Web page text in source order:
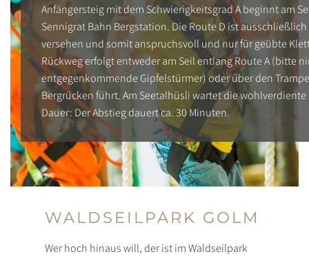
Anfängersteig mit dem Schwierigkeitsgrad A beginnt am
Sennigrat Bahn Bergstation. Die Route D ist
versehen und somit anspruchsvoll und nur für geübte
Rückweg erfolgt entweder am Seil entlang Route A (bitte
entgegenkommende Gipfelstürmer) oder über den
Bergrücken führt. Am Seetalhüsli wartet die
Dauer: Der Abstieg dauert ca. 30 Minuten.
WALDSEILPARK GOLM
Wer hoch hinaus will, der ist im Waldseilpark